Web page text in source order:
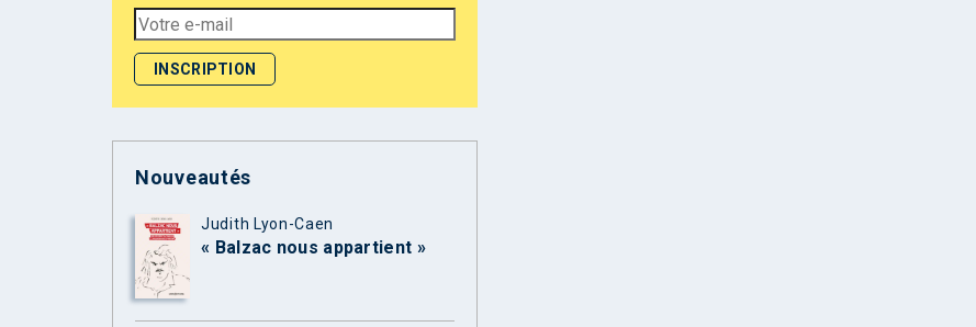
Nouveautés
Judith Lyon-Caen
« Balzac nous appartient »